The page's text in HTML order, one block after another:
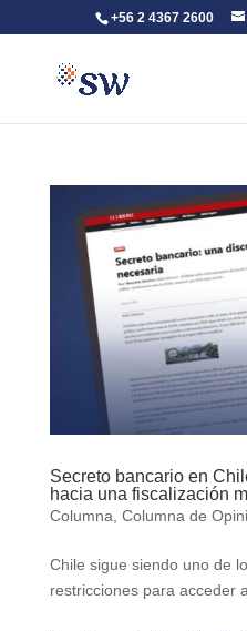
+56 2 4367 2600
Secreto bancario en
hacia una fiscalización
Columna, Columna de
Chile sigue siendo uno de
restricciones para acceder